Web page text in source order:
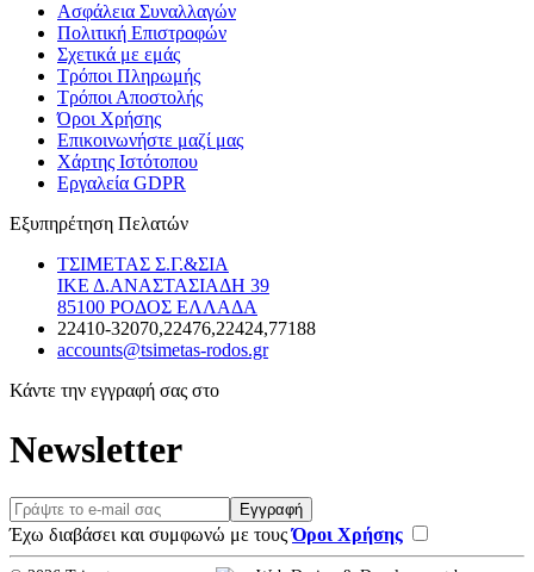
Ασφάλεια Συναλλαγών
Πολιτική Επιστροφών
Σχετικά με εμάς
Τρόποι Πληρωμής
Τρόποι Αποστολής
Όροι Χρήσης
Επικοινωνήστε μαζί μας
Χάρτης Ιστότοπου
Εργαλεία GDPR
Εξυπηρέτηση Πελατών
ΤΣΙΜΕΤΑΣ Σ.Γ.&ΣΙΑ
ΙΚΕ Δ.ΑΝΑΣΤΑΣΙΑΔΗ 39
85100 ΡΟΔΟΣ ΕΛΛΑΔΑ
22410-32070,22476,22424,77188
accounts@tsimetas-rodos.gr
Κάντε την εγγραφή σας στο
Newsletter
Email Εγγραφή
Έχω διαβάσει και συμφωνώ με τουςΌροι Χρήσης Agree